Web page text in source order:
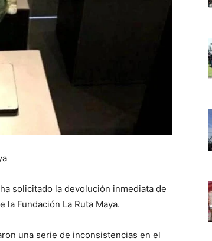
solicitado la devolución inmediata de
Fundación La Ruta Maya.
una serie de inconsistencias en el